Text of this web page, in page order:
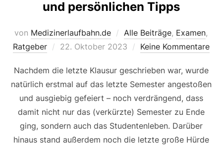
und persönlichen Tipps
von Medizinerlaufbahn.de Alle Beiträge, Examen,
Ratgeber
Veröffentlicht
22. Oktober 2023 Keine Kommentare
Nachdem die letzte Klausur geschrieben war, wurde
natürlich erstmal auf das letzte Semester angestoßen
und ausgiebig gefeiert – noch verdrängend, dass
damit nicht nur das (verkürzte) Semester zu Ende
ging, sondern auch das Studentenleben. Darüber
hinaus stand außerdem noch die letzte große Hürde